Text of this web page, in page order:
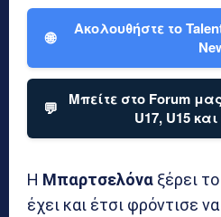
🌐
Ακολουθήστε το
💬
Μπείτε στο Forum
U17, U15
Η Μπαρτσελόνα ξέρει
έχει και έτσι φρόντισε